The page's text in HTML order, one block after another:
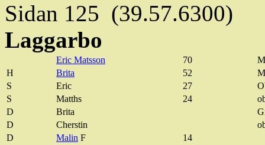
Sidan 125 (39.57.6300)
Laggarbo
Eric Matsson 70
H
Brita 52
S
Eric 27
S
Matths 24
D
Brita
D
Cherstin
D
Malin F
14